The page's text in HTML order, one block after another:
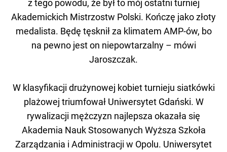
z tego powodu, że był to mój ostatni turniej
Akademickich Mistrzostw Polski. Kończę jako złoty
medalista. Będę tęsknił za klimatem AMP-ów, bo
na pewno jest on niepowtarzalny – mówi
Jaroszczak.
W klasyfikacji drużynowej kobiet turnieju siatkówki
plażowej triumfował Uniwersytet Gdański. W
rywalizacji mężczyzn najlepsza okazała się
Akademia Nauk Stosowanych Wyższa Szkoła
Zarządzania i Administracji w Opolu. Uniwersytet